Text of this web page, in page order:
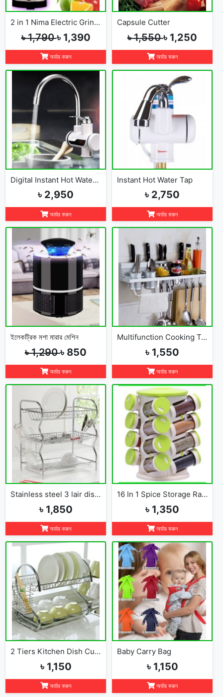
2 in 1 Nima Electric Grinder &amp; Blender
৳ 1,790৳ 1,390
অর্ডার করুন
Capsule Cutter
৳ 1,550৳ 1,250
অর্ডার করুন
Digital Instant Hot Water Tap
৳ 2,950
অর্ডার করুন
Instant Hot Water Tap
৳ 2,750
অর্ডার করুন
ইলেকট্রিক মশা মারার মেশিন
৳ 1,290৳ 850
অর্ডার করুন
Multifunction Cooking Tools Storage Rack Holder Kitchen Organizer
৳ 1,550
অর্ডার করুন
Stainless steel 3 lair dish rack
৳ 1,850
অর্ডার করুন
16 In 1 Spice Storage Rack
৳ 1,350
অর্ডার করুন
2 Tiers Kitchen Dish Cup Drying Rack-2019
৳ 1,150
অর্ডার করুন
Baby Carry Bag
৳ 1,150
অর্ডার করুন